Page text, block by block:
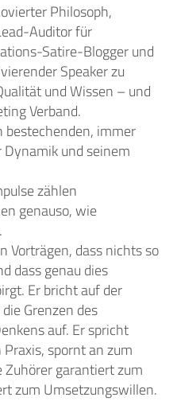
Philosoph,
Auditor für
Satire-Blogger und
Speaker zu
und Wissen – und
Verband.
bestechenden, immer
und seinem
zählen
genauso, wie
Vorträgen, dass nichts so
dass genau dies
Er bricht auf der
Grenzen des
auf. Er spricht
spornt an zum
garantiert zum
zum Umsetzungswillen.